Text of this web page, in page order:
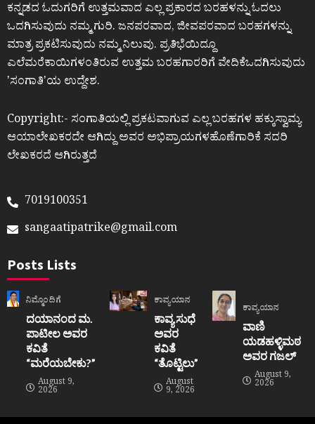
ಕನ್ನಡದ ಓದುಗರಿಗೆ ಉತ್ತಮವಾದ ಎಲ್ಲ ಪ್ರಕಾರದ ಬರಹಳನ್ನು ಓದಲು
ಒದಗಿಸುವುದು ನಮ್ಮ ಗುರಿ. ಜನಪರವಾದ, ಜೀವಪರವಾದ ಬರಹಗಳನ್ನು
ಮಾತ್ರ ಪ್ರಕಟಿಸುವುದು ನಮ್ಮ ನಿಲುವು. ಪ್ರತಿಭೆಯಿದ್ದೂ
ಎಲೆಮರೆಕಾಯಿಗಳಂತಿರುವ ಉತ್ತಮ ಬರಹಗಾರರಿಗೆ ವೇದಿಕೆಒದಗಿಸುವುದು
ʼಸಂಗಾತಿʼಯ ಉದ್ದೇಶ.
Copyright:- ಸಂಗಾತಿಯಲ್ಲಿ ಪ್ರಕಟವಾಗುವ ಎಲ್ಲ ಬರಹಗಳ ಹಕ್ಕುಸ್ವಾಮ್ಯ
ಆಯಾಲೇಖಕರದೇ ಆಗಿದ್ದು ಅವರ ಅಭಿಪ್ರಾಯಗಳಹೊಣೆಗಾರಿಕೆ ಸದರಿ
ಲೇಖಕರದೆ ಆಗಿರುತ್ತದೆ
7019100351
sangaatipatrike@gmail.com
Posts Lists
ನಿಮ್ಮೊಂದಿಗೆ
ದಯಾನಂದ ಮ.
ಪಾಟೀಲ ಅವರ
ಕವಿತೆ
“ಮರೆಯಬೇಕು?”
August 9,
2026
ಕಾವ್ಯಯಾನ
ಕಾವ್ಯ ಸುಧೆ
ಅವರ
ಕವಿತೆ
“ತೊಟ್ಟಿಲು”
August
9, 2026
ಕಾವ್ಯಯಾನ
ವಾಣಿ
ಯಡಹಳ್ಳಿಮಠ
ಅವರ ಗಜಲ್
August 9,
2026